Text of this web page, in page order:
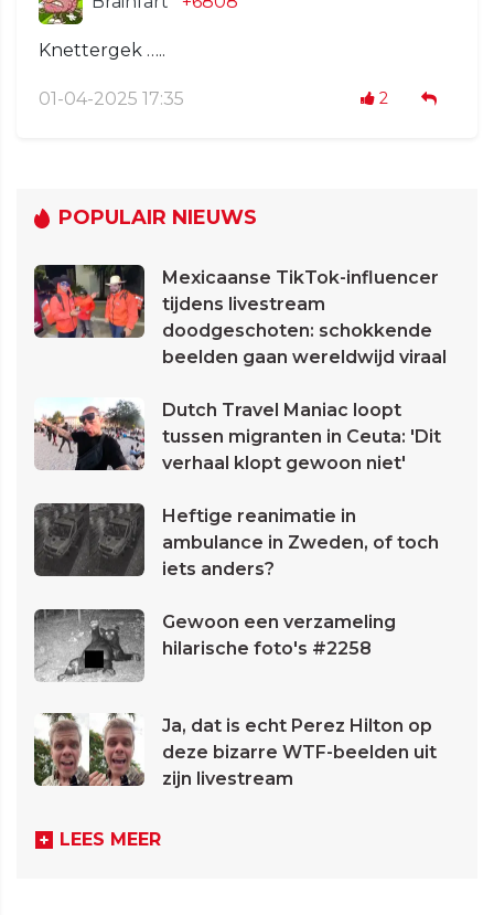
Knettergek …..
01-04-2025 17:35 2
POPULAIR NIEUWS
Mexicaanse TikTok-influencer
tijdens livestream
doodgeschoten: schokkende
beelden gaan wereldwijd viraal
Dutch Travel Maniac loopt
tussen migranten in Ceuta: 'Dit
verhaal klopt gewoon niet'
Heftige reanimatie in
ambulance in Zweden, of toch
iets anders?
Gewoon een verzameling
hilarische foto's #2258
Ja, dat is echt Perez Hilton op
deze bizarre WTF-beelden uit
zijn livestream
LEES MEER